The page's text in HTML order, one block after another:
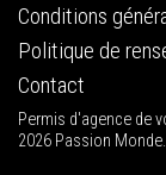
Conditions
Politique de
Contact
Permis d'agence de
2026 Passion Monde.